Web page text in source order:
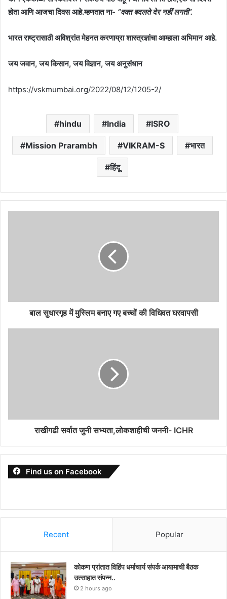
होता आणि आजचा दिवस आहे.म्हणतात ना- “वक्त बदलते देर नहीं लगती”.
भारत राष्ट्रासाठी अविश्रांत मेहनत करणाय्रा शास्त्रज्ञांचा आम्हाला अभिमान आहे.
जय जवान, जय किसान, जय विज्ञान, जय अनुसंधान
https://vskmumbai.org/2022/08/12/1205-2/
hindu India ISRO
Mission Prarambh VIKRAM-S भारत
हिंदू
बाल सुधारगृह में मुस्लिम बनाए गए बच्चों की विधिवत घरवापसी
राखीगढी सर्वात जुनी सभ्यता,लोकशाहीची जननी- ICHR
Find us on Facebook
Recent Popular
कोकण प्रांतात विहिंप धर्माचार्य संपर्क आयामाची बैठक
उत्साहात संपन्न..
2 hours ago